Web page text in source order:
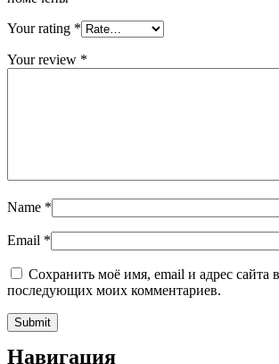
Your rating *
Your review *
Name *
Email *
Сохранить моё имя, email и адрес сайта
последующих моих комментариев.
Навигация